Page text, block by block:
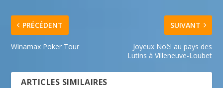
PRÉCÉDENT
Winamax Poker Tour
SUIVANT
Joyeux Noël au pays des
Lutins à Villeneuve-Loubet
ARTICLES SIMILAIRES